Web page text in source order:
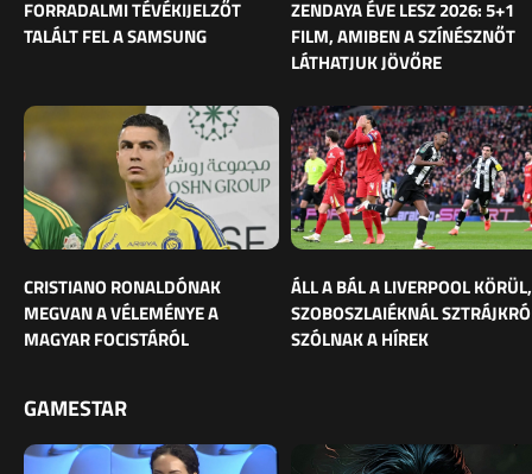
FORRADALMI TÉVÉKIJELZŐT
TALÁLT FEL A SAMSUNG
ZENDAYA ÉVE LESZ 2026: 5+1
FILM, AMIBEN A SZÍNÉSZNŐT
LÁTHATJUK JÖVŐRE
CRISTIANO RONALDÓNAK
MEGVAN A VÉLEMÉNYE A
MAGYAR FOCISTÁRÓL
ÁLL A BÁL A LIVERPOOL KÖRÜL,
SZOBOSZLAIÉKNÁL
SZÓLNAK A HÍREK
GAMESTAR